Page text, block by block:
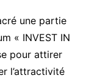
une partie
« INVEST IN
pour attirer
l’attractivité